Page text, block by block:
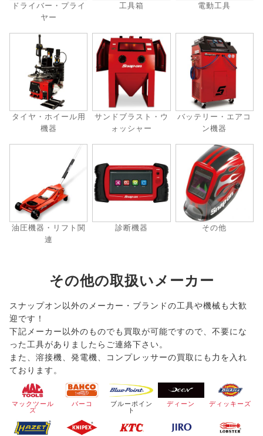
ドライバー・プライ
ヤー
工具箱 電動工具
タイヤ・ホイール用
機器
サンドブラスト・ウ
ォッシャー
バッテリー・エアコ
ン機器
油圧機器・リフト関
連
診断機器 その他
その他の取扱いメーカー
スナップオン以外のメーカー・ブランドの工具や機械も大歓
迎です！
下記メーカー以外のものでも買取が可能ですので、不要にな
った工具がありましたらご連絡下さい。
また、溶接機、発電機、コンプレッサーの買取にも力を入れ
ております。
マックツール
ズ
バーコ
ブルーポイン
ト
ディーン ディッキーズ